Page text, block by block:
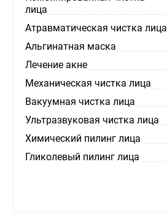
лица
Атравматическая чистка лица
Альгинатная маска
Лечение акне
Механическая чистка лица
Вакуумная чистка лица
Ультразвуковая чистка лица
Химический пилинг лица
Гликолевый пилинг лица